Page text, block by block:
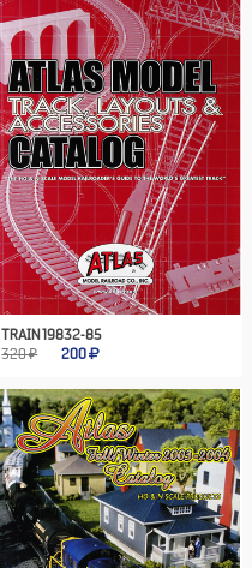
TRAIN 19832-85
320 ₽
200